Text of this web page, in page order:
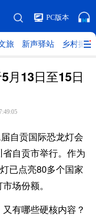
PC版本
旅 新声驿站 乡村振兴
月13日至15日
自贡国际恐龙灯会
自贡市举行。作为
已点亮80多个国家
场份额。
有哪些硬核内容？